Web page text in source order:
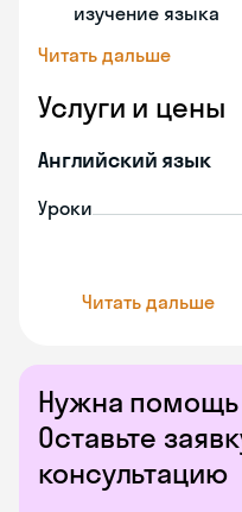
Нужна
Оставьте
консультацию
изучение языка
Читать дальше
Услуги и цены
Английский язык
Уроки
Читать дальше